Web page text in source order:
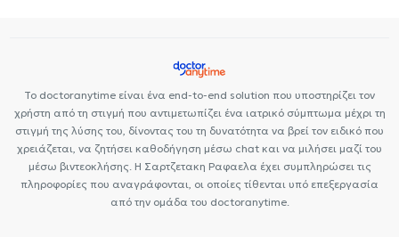
Τεστ επαγγελματικού προσανατολισμού
Το doctoranytime είναι ένα end-to-end solution που υποστηρίζει τον
χρήστη από τη στιγμή που αντιμετωπίζει ένα ιατρικό σύμπτωμα μέχρι τη
στιγμή της λύσης του, δίνοντας του τη δυνατότητα να βρεί τον ειδικό που
χρειάζεται, να ζητήσει καθοδήγηση μέσω chat και να μιλήσει μαζί του
μέσω βιντεοκλήσης. Η Σαρτζετακη Ραφαελα έχει συμπληρώσει τις
πληροφορίες που αναγράφονται, οι οποίες τίθενται υπό επεξεργασία
από την ομάδα του doctoranytime.